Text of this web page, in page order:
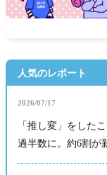
人気のレポート
2026/07/17
「推し変」をした
過半数に。約6割が